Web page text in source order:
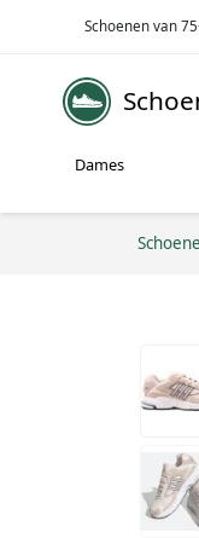
Schoenen van
Dames